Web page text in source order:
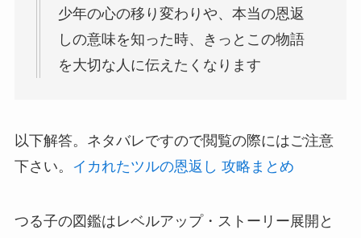
少年の心の移り変わりや、本当の恩返
しの意味を知った時、きっとこの物語
を大切な人に伝えたくなります
以下解答。ネタバレですので閲覧の際にはご注意
下さい。
イカれたツルの恩返し 攻略まとめ
つる子の図鑑はレベルアップ・ストーリー展開と